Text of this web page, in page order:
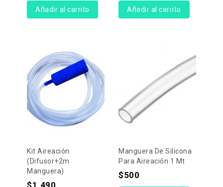
Añadir al carrito Añadir al carrito
Kit Aireación
(difusor+2m
Manguera)
Manguera De Silicona
Para Aireación 1 Mt
$500